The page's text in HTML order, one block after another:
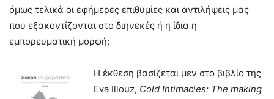
όμως τελικά οι εφήμερες επιθυμίες και αντιλήψεις μας
που εξακοντίζονται στο διηνεκές ή η ίδια η
εμπορευματική μορφή;
Η έκθεση βασίζεται μεν στο βιβλίο της
Eva Illouz, Cold Intimacies: The making